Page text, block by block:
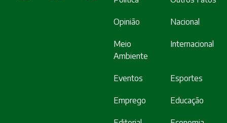
Opinião Nacional
Meio
Ambiente
Internacional
Eventos Esportes
Emprego Educação